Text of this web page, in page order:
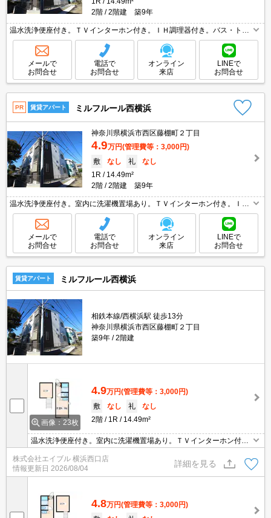
2階
2階建 築9年
温水洗浄便座付き。ＴＶインターホン付き。ＩＨ調理器付き。バス・トイ
レ別。エアコン付き。オンライン接客相談可。オンライン内見相談可。住
環境、あなたの目でお確かめください。
メールで
お問合せ
電話で
お問合せ
オンライン
来店
LINEで
お問合せ
PR 賃貸アパート ミルフルール西横浜
神奈川県横浜市西区藤棚町２丁目
4.9万円(管理費等：3,000円)
敷
なし 礼
なし
1R
14.49m²
2階
2階建 築9年
温水洗浄便座付き。室内に洗濯機置場あり。ＴＶインターホン付き。ＩＨ
調理器付き。バス・トイレ別。オンライン内見相談可。住環境、あなたの
目でお確かめください。
メールで
お問合せ
電話で
お問合せ
オンライン
来店
LINEで
お問合せ
賃貸アパート ミルフルール西横浜
相鉄本線/西横浜駅 徒歩13分
神奈川県横浜市西区藤棚町２丁目
築9年
2階建
画像：23枚
4.9万円(管理費等：3,000円)
敷
なし 礼
なし
2階
1R 14.49m²
温水洗浄便座付き。室内に洗濯機置場あり。ＴＶインターホン付
き。ＩＨ調理器付き。バス・トイレ別。オンライン内見相談可。住
環境、あなたの目でお確かめください。
株式会社エイブル 横浜西口店
情報更新日 2026/08/04
詳細を見る
4.8万円(管理費等：3,000円)